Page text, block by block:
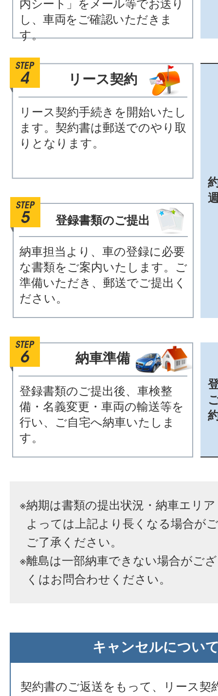
内シート」をメール等でお送り
し、車両をご確認いただきま
す。
リース契約
リース契約手続きを開始いたし
ます。契約書は郵送でのやり取
りとなります。
登録書類のご提出
納車担当より、車の登録に必要
な書類をご案内いたします。ご
準備いただき、郵送でご提出く
ださい。
納車準備
登録書類のご提出後、車検整
備・名義変更・車両の輸送等を
行い、ご自宅へ納車いたしま
す。
※納期は書類の提出状況・納車エリ
よっては上記より長くなる場合が
ご了承ください。
※離島は一部納車できない場合がご
くはお問合わせください。
キャンセルについ
契約書のご返送をもって、リース契